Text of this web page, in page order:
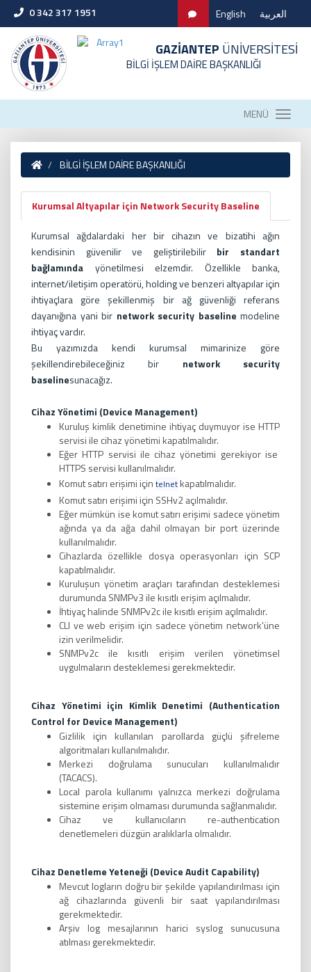
0 342 317 1951 English العربية
GAZİANTEP ÜNİVERSİTESİ
BİLGİ İŞLEM DAİRE BAŞKANLIĞI
MENÜ
BİLGİ İŞLEM DAİRE BAŞKANLIĞI
Kurumsal Altyapılar için Network Security Baseline
Kurumsal ağdalardaki her bir cihazın ve bizatihi ağın
kendisinin güvenilir ve geliştirilebilir bir standart
bağlamında yönetilmesi elzemdir. Özellikle banka,
internet/iletişim operatörü, holding ve benzeri altyapılar için
ihtiyaçlara göre şekillenmiş bir ağ güvenliği referans
dayanığına yani bir network security baseline modeline
ihtiyaç vardır.
Bu yazımızda kendi kurumsal mimarinize göre
şekillendirebileceğiniz bir network security
baselinesunacağız.
Cihaz Yönetimi (Device Management)
Kuruluş kimlik denetimine ihtiyaç duymuyor ise HTTP
servisi ile cihaz yönetimi kapatılmalıdır.
Eğer HTTP servisi ile cihaz yönetimi gerekiyor ise
HTTPS servisi kullanılmalıdır.
Komut satırı erişimi için telnet kapatılmalıdır.
Komut satırı erişimi için SSHv2 açılmalıdır.
Eğer mümkün ise komut satırı erişimi sadece yönetim
ağında ya da ağa dahil olmayan bir port üzerinde
kullanılmalıdır.
Cihazlarda özellikle dosya operasyonları için SCP
kapatılmalıdır.
Kuruluşun yönetim araçları tarafından desteklemesi
durumunda SNMPv3 ile kısıtlı erişim açılmalıdır.
İhtiyaç halinde SNMPv2c ile kısıtlı erişim açılmalıdır.
CLI ve web erişim için sadece yönetim network’üne
izin verilmelidir.
SNMPv2c ile kısıtlı erişim verilen yönetimsel
uygulmaların desteklemesi gerekmektedir.
Cihaz Yönetimi için Kimlik Denetimi (Authentication
Control for Device Management)
Gizlilik için kullanılan parollarda güçlü şifreleme
algoritmaları kullanılmalıdır.
Merkezi doğrulama sunucuları kullanılmalıdır
(TACACS).
Local parola kullanımı yalnızca merkezi doğrulama
sistemine erişim olmaması durumunda sağlanmalıdır.
Cihaz ve kullanıcıların re-authentication
denetlemeleri düzgün aralıklarla olmalıdır.
Cihaz Denetleme Yeteneği (Device Audit Capability)
Mevcut logların doğru bir şekilde yapılandırılması için
ağ cihazlarında güvenli bir saat yapılandırılması
gerekmektedir.
Arşiv log mesajlarının harici syslog sunucusuna
atılması gerekmektedir.